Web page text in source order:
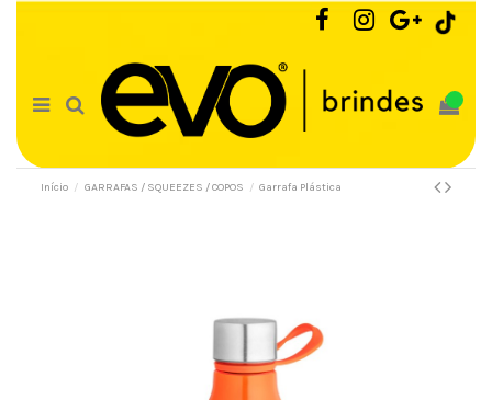
Início GARRAFAS / SQUEEZES / COPOS Garrafa Plástica